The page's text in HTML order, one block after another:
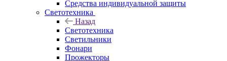
Средства индивидуальной защиты
Светотехника
Назад
Светотехника
Светильники
Фонари
Прожекторы